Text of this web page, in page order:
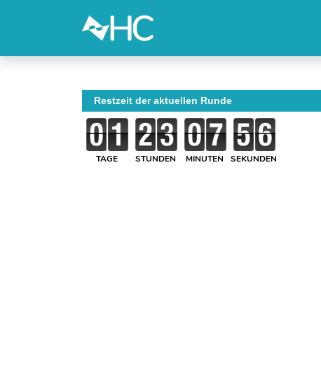
Restzeit der aktuellen Runde
TAGE STUNDEN MINUTEN SEKUNDEN